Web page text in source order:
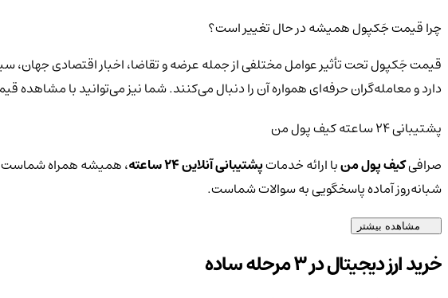
چرا قیمت جَکپول همیشه در حال تغییر است؟
قیمت جَکپول تحت تأثیر عوامل مختلفی از جمله عرضه و تقاضا، اخبار اقتصادی جهان،
دارد و معامله‌گران حرفه‌ای همواره آن را دنبال می‌کنند. شما نیز می‌توانید با
پشتیبانی ۲۴ ساعته کیف پول من
صرافیکیف پول منبا ارائه خدماتپشتیبانی آنلاین ۲۴ ساعته ، همیشه همراه شماست
شبانه‌روز آماده پاسخگویی به سوالات شماست.
مشاهده بیشتر
خرید ارز دیجیتال در 3 مرحله ساده